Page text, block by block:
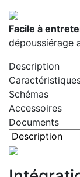
Facile à
dépoussiérage
Description
Schémas
Accessoires
Documents